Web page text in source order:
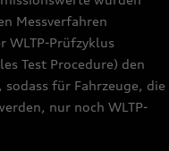
Messverfahren
WLTP-Prüfzyklus
Test Procedure) den
für Fahrzeuge, die
nur noch WLTP-